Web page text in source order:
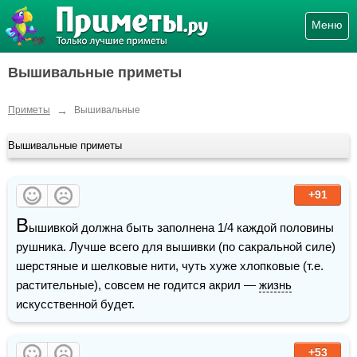
Меню
Вышивальные приметы
Приметы → Вышивальные
Вышивальные приметы
+91
Вышивкой должна быть заполнена 1/4 каждой половины
рушника. Лучше всего для вышивки (по сакральной силе)
шерстяные и шелковые нити, чуть хуже хлопковые (т.е.
растительные), совсем не годится акрил — жизнь
искусственной будет.
+53